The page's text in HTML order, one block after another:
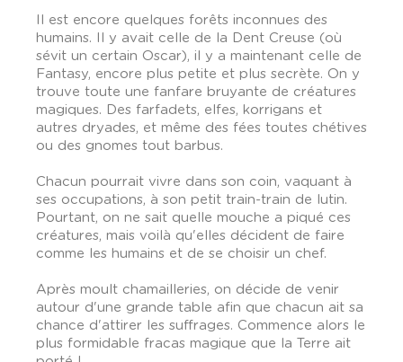
Il est encore quelques forêts inconnues des
humains. Il y avait celle de la Dent Creuse (où
sévit un certain Oscar), il y a maintenant celle de
Fantasy, encore plus petite et plus secrète. On y
trouve toute une fanfare bruyante de créatures
magiques. Des farfadets, elfes, korrigans et
autres dryades, et même des fées toutes chétives
ou des gnomes tout barbus.
Chacun pourrait vivre dans son coin, vaquant à
ses occupations, à son petit train-train de lutin.
Pourtant, on ne sait quelle mouche a piqué ces
créatures, mais voilà qu'elles décident de faire
comme les humains et de se choisir un chef.
Après moult chamailleries, on décide de venir
autour d'une grande table afin que chacun ait sa
chance d'attirer les suffrages. Commence alors le
plus formidable fracas magique que la Terre ait